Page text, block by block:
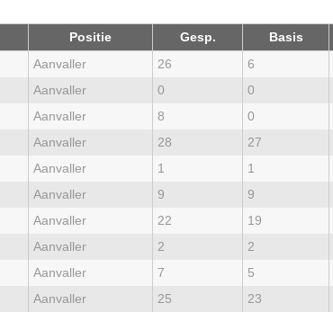
Positie Gesp. Basis
Aanvaller 26 6
Aanvaller 0 0
Aanvaller 8 0
Aanvaller 28 27
Aanvaller 1 1
Aanvaller 9 9
Aanvaller 22 19
Aanvaller 2 2
Aanvaller 7 5
Aanvaller 25 23